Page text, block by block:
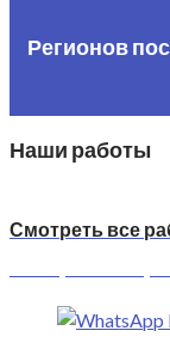
Регионов
Наши работы
Смотреть все